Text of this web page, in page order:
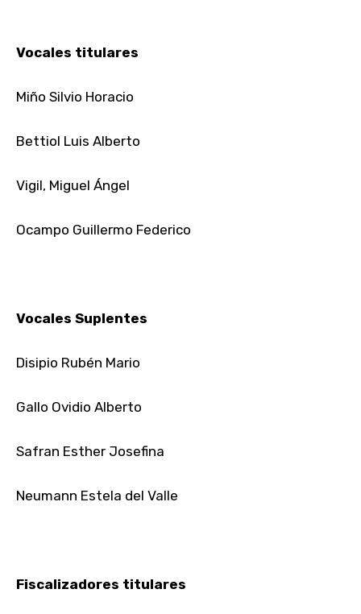
Vocales titulares
Miño Silvio Horacio
Bettiol Luis Alberto
Vigil, Miguel Ángel
Ocampo Guillermo Federico
Vocales Suplentes
Disipio Rubén Mario
Gallo Ovidio Alberto
Safran Esther Josefina
Neumann Estela del Valle
Fiscalizadores titulares